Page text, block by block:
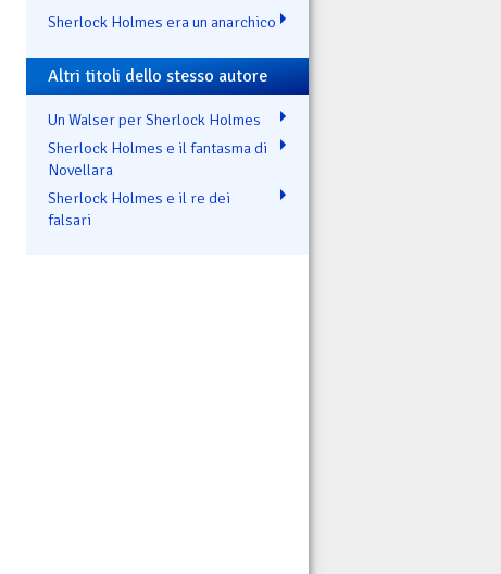
Sherlock Holmes era un anarchico
Altri titoli dello stesso autore
Un Walser per Sherlock Holmes
Sherlock Holmes e il fantasma di
Novellara
Sherlock Holmes e il re dei
falsari